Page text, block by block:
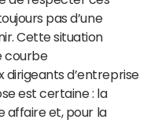
pas d’une
Cette situation
courbe
dirigeants d’entreprise
est certaine : la
affaire et, pour la